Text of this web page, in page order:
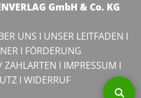
GmbH & Co. KG
UNS I UNSER LEITFADEN I
I FÖRDERUNG
ZAHLARTEN I IMPRESSUM I
I WIDERRUF